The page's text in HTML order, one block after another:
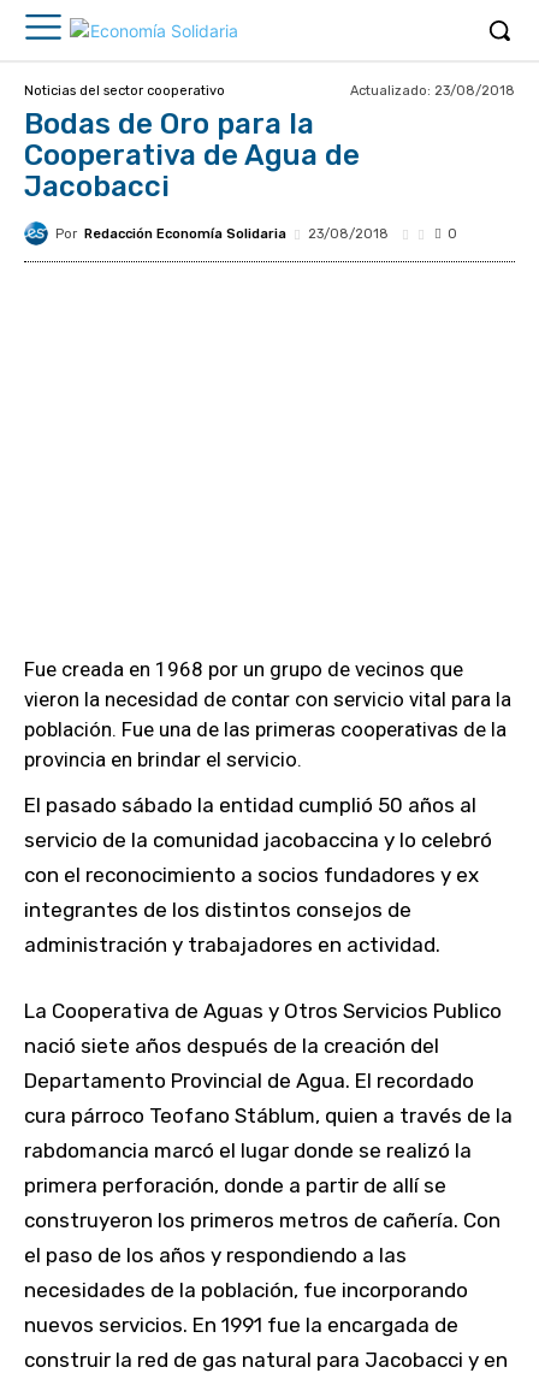
Noticias del sector cooperativo Actualizado: 23/08/2018
Bodas de Oro para la
Cooperativa de Agua de
Jacobacci
Por Redacción Economía Solidaria 23/08/2018 0
Fue creada en 1968 por un grupo de vecinos que
vieron la necesidad de contar con servicio vital para la
población. Fue una de las primeras cooperativas de la
provincia en brindar el servicio.
El pasado sábado la entidad cumplió 50 años al
servicio de la comunidad jacobaccina y lo celebró
con el reconocimiento a socios fundadores y ex
integrantes de los distintos consejos de
administración y trabajadores en actividad.
La Cooperativa de Aguas y Otros Servicios Publico
nació siete años después de la creación del
Departamento Provincial de Agua. El recordado
cura párroco Teofano Stáblum, quien a través de la
rabdomancia marcó el lugar donde se realizó la
primera perforación, donde a partir de allí se
construyeron los primeros metros de cañería. Con
el paso de los años y respondiendo a las
necesidades de la población, fue incorporando
nuevos servicios. En 1991 fue la encargada de
construir la red de gas natural para Jacobacci y en